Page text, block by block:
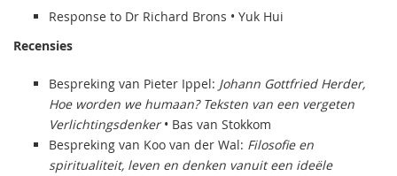
Response to Dr Richard Brons • Yuk Hui
Recensies
Bespreking van Pieter Ippel: Johann Gottfried Herder,
Hoe worden we humaan? Teksten van een vergeten
Verlichtingsdenker• Bas van Stokkom
Bespreking van Koo van der Wal: Filosofie en
spiritualiteit, leven en denken vanuit een ideële